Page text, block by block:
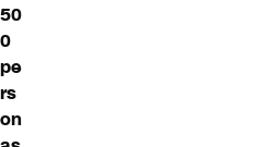
50
0
pe
rs
on